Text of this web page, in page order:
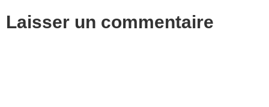
Laisser un commentaire